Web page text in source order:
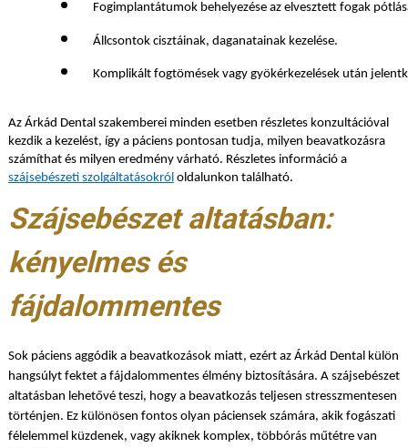
Fogimplantátumok behelyezése az elvesztett fogak
Állcsontok cisztáinak, daganatainak kezelése.
Komplikált fogtömések vagy gyökérkezelések után
Az Árkád Dental szakemberei minden esetben részletes konzultációval
kezdik a kezelést, így a páciens pontosan tudja, milyen beavatkozásra
számíthat és milyen eredmény várható. Részletes információ a
szájsebészeti szolgáltatásokróloldalunkon található.
Szájsebészet altatásban:
kényelmes és
fájdalommentes
Sok páciens aggódik a beavatkozások miatt, ezért az Árkád Dental külön
hangsúlyt fektet a fájdalommentes élmény biztosítására. A szájsebészet
altatásban lehetővé teszi, hogy a beavatkozás teljesen stresszmentesen
történjen. Ez különösen fontos olyan páciensek számára, akik fogászati
félelemmel küzdenek, vagy akiknek komplex, többórás műtétre van